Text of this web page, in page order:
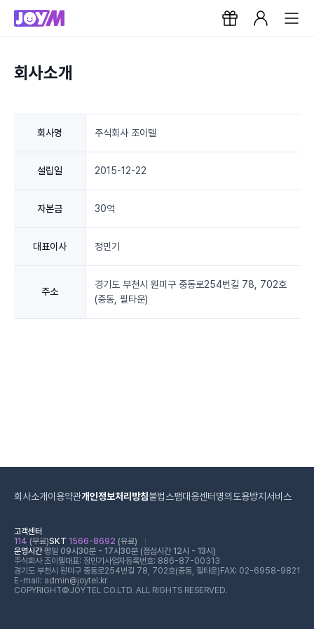
회사소개
회사명 주식회사 조이텔
설립일 2015-12-22
자본금 30억
대표이사 정민기
주소
경기도 부천시 원미구 중동로254번길 78, 702호
(중동, 필타운)
회사소개이용약관개인정보처리방침불법스팸대응센터 명의도용방지서비스
고객센터
114 (무료)SKT 1566-8692 (유료)
운영시간평일 09시30분 - 17시30분 (점심시간 12시 - 13시)
주식회사 조이텔대표: 정민기 사업자등록번호: 886-87-00313
경기도 부천시 원미구 중동로254번길 78, 702호(중동, 필타운) FAX: 02-6958-9821
E-mail: admin@joytel.kr
COPYRIGHT©JOYTEL CO.LTD. ALL RIGHTS RESERVED.